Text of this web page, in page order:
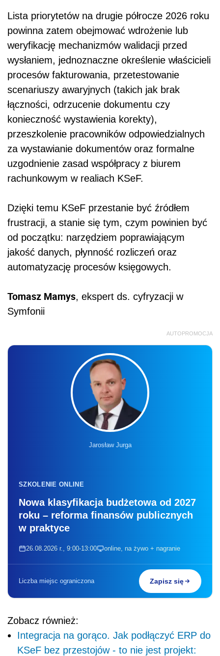
Lista priorytetów na drugie półrocze 2026 roku
powinna zatem obejmować wdrożenie lub
weryfikację mechanizmów walidacji przed
wysłaniem, jednoznaczne określenie właścicieli
procesów fakturowania, przetestowanie
scenariuszy awaryjnych (takich jak brak
łączności, odrzucenie dokumentu czy
konieczność wystawienia korekty),
przeszkolenie pracowników odpowiedzialnych
za wystawianie dokumentów oraz formalne
uzgodnienie zasad współpracy z biurem
rachunkowym w realiach KSeF.
Dzięki temu KSeF przestanie być źródłem
frustracji, a stanie się tym, czym powinien być
od początku: narzędziem poprawiającym
jakość danych, płynność rozliczeń oraz
automatyzację procesów księgowych.
Tomasz Mamys, ekspert ds. cyfryzacji w
Symfonii
AUTOPROMOCJA
Jarosław Jurga
SZKOLENIE ONLINE
Nowa klasyfikacja budżetowa od 2027
roku – reforma finansów publicznych
w praktyce
26.08.2026 r., 9:00-13:00 online, na żywo + nagranie
Liczba miejsc ograniczona Zapisz się
Zobacz również:
Integracja na gorąco. Jak podłączyć ERP do
KSeF bez przestojów - to nie jest projekt: